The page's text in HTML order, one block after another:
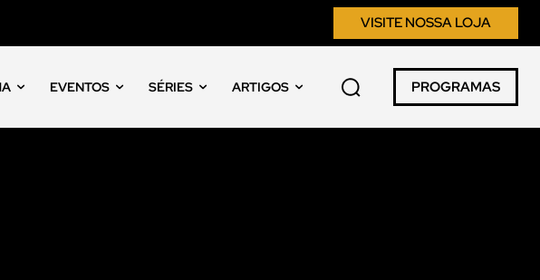
VISITE NOSSA LOJA
EVENTOS SÉRIES ARTIGOS PROGRAMAS